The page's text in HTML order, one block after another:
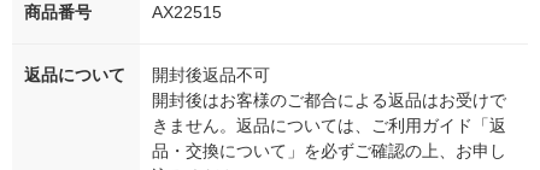
商品番号 AX22515
返品について
開封後返品不可
開封後はお客様のご都合による返品はお受けで
きません。返品については、ご利用ガイド「返
品・交換について」を必ずご確認の上、お申し